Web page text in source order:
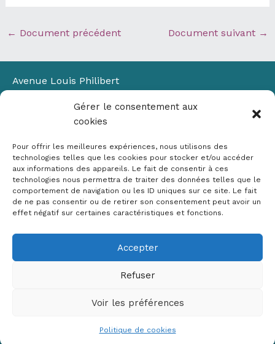
Gérer le consentement aux
cookies
Pour offrir les meilleures expériences, nous utilisons des
technologies telles que les cookies pour stocker et/ou accéder
aux informations des appareils. Le fait de consentir à ces
technologies nous permettra de traiter des données telles que le
comportement de navigation ou les ID uniques sur ce site. Le fait
de ne pas consentir ou de retirer son consentement peut avoir un
effet négatif sur certaines caractéristiques et fonctions.
Accepter
Refuser
Voir les préférences
Politique de cookies
← Document précédent Document suivant →
Avenue Louis Philibert
Bâtiment Laennec
13100 Aix-en-Provence
✉ contact@crige-paca.org
Mentions légales
RGPD
Copyright © 2026 Crige PACA